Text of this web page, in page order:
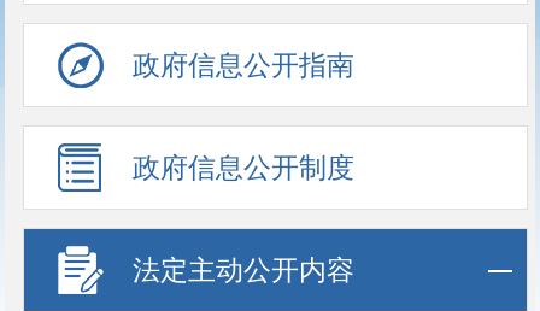
政府信息公开指南
政府信息公开制度
法定主动公开内容